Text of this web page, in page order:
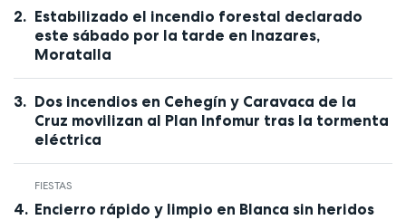
Estabilizado el incendio forestal declarado
este sábado por la tarde en Inazares,
Moratalla
Dos incendios en Cehegín y Caravaca de la
Cruz movilizan al Plan Infomur tras la tormenta
eléctrica
FIESTAS
Encierro rápido y limpio en Blanca sin heridos